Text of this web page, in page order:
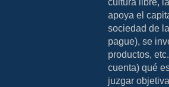
apoya el
sociedad de
pague), se
productos,
cuenta) qué
juzgar